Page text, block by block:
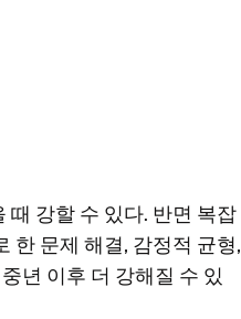
때 강할 수 있다. 반면 복잡
한 문제 해결, 감정적 균형,
년 이후 더 강해질 수 있